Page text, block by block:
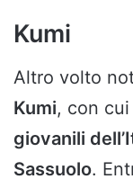
Kumi
Altro volto
Kumi, con
giovanili
Sassuolo.